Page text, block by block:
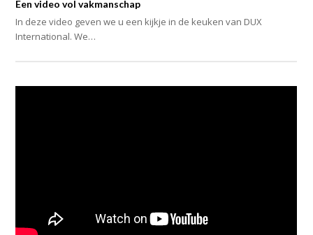
Een video vol vakmanschap
In deze video geven we u een kijkje in de keuken van DUX
International. We…